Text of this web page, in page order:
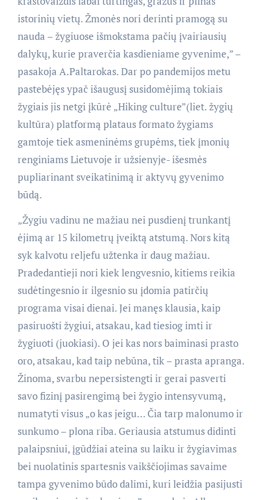
istorinių vietų. Žmonės nori derinti pramogą su
nauda – žygiuose išmokstama pačių įvairiausių
dalykų, kurie praverčia kasdieniame gyvenime,” –
pasakoja A.Paltarokas. Dar po pandemijos metu
pastebėjęs ypač išaugusį susidomėjimą tokiais
žygiais jis netgi įkūrė „Hiking culture”(liet. žygių
kultūra) platformą plataus formato žygiams
gamtoje tiek asmeninėms grupėms, tiek įmonių
renginiams Lietuvoje ir užsienyje- išesmės
pupliarinant sveikatinimą ir aktyvų gyvenimo
būdą.
„Žygiu vadinu ne mažiau nei pusdienį trunkantį
ėjimą ar 15 kilometrų įveiktą atstumą. Nors kitą
syk kalvotu reljefu užtenka ir daug mažiau.
Pradedantieji nori kiek lengvesnio, kitiems reikia
sudėtingesnio ir ilgesnio su įdomia patirčių
programa visai dienai. Jei manęs klausia, kaip
pasiruošti žygiui, atsakau, kad tiesiog imti ir
žygiuoti (juokiasi). O jei kas nors baiminasi prasto
oro, atsakau, kad taip nebūna, tik – prasta apranga.
Žinoma, svarbu nepersistengti ir gerai pasverti
savo fizinį pasirengimą bei žygio intensyvumą,
numatyti visus „o kas jeigu… Čia tarp malonumo ir
sunkumo – plona riba. Geriausia atstumus didinti
palaipsniui, įgūdžiai ateina su laiku ir žygiavimas
bei nuolatinis spartesnis vaikščiojimas savaime
tampa gyvenimo būdo dalimi, kuri leidžia pasijusti